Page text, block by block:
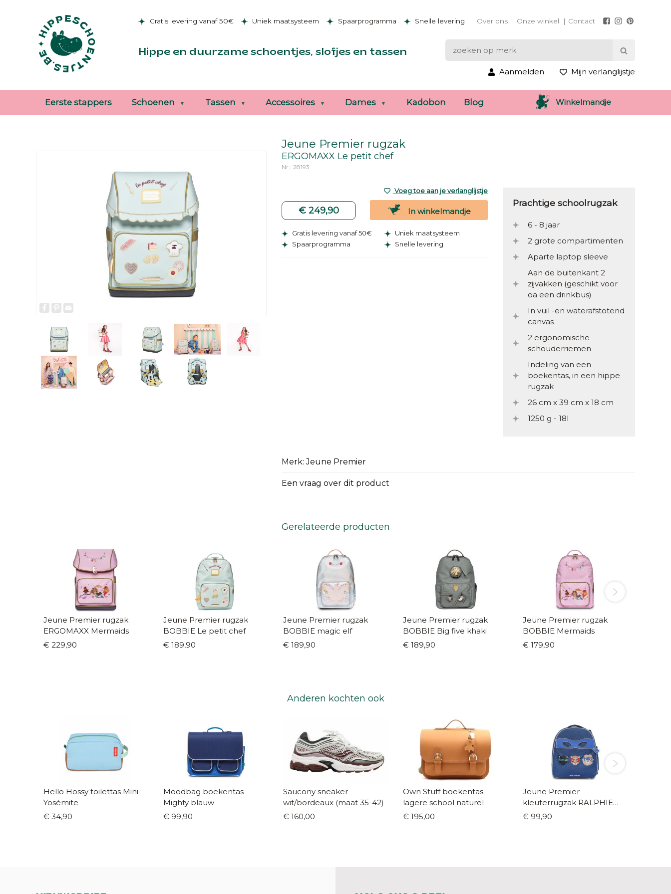
Gratis levering vanaf 50€ Uniek maatsysteem Spaarprogramma Snelle levering Over ons Onze winkel Contact
Hippe en duurzame schoentjes, slofjes en tassen
Aanmelden Mijn verlanglijstje
Eerste stappers Schoenen Tassen Accessoires Dames Kadobon Blog Winkelmandje
Jeune Premier rugzak
Facebook
Pinterest
ERGOMAXX Le petit chef
Nr.: 28193
€ 249,90
Voeg toe aan je verlanglijstje
In winkelmandje
Gratis levering vanaf 50€
Uniek maatsysteem
Spaarprogramma
Snelle levering
Prachtige schoolrugzak
6 - 8 jaar
2 grote compartimenten
Aparte laptop sleeve
Aan de buitenkant 2
zijvakken (geschikt voor
oa een drinkbus)
In vuil -en waterafstotend
canvas
2 ergonomische
schouderriemen
Indeling van een
boekentas, in een hippe
rugzak
26 cm x 39 cm x 18 cm
1250 g - 18l
Merk: Jeune Premier
Een vraag over dit product
Gerelateerde producten
Jeune Premier rugzak
ERGOMAXX Mermaids
€ 229,90
Jeune Premier rugzak
BOBBIE Le petit chef
€ 189,90
Jeune Premier rugzak
BOBBIE magic elf
€ 189,90
Jeune Premier rugzak
BOBBIE Big five khaki
€ 189,90
Jeune Premier rugzak
BOBBIE Mermaids
€ 179,90
Anderen kochten ook
Hello Hossy toilettas Mini
Yosémite
€ 34,90
Moodbag boekentas
Mighty blauw
€ 99,90
Saucony sneaker
wit/bordeaux (maat 35-42)
€ 160,00
Own Stuff boekentas
lagere school naturel
€ 195,00
Jeune Premier
kleuterrugzak RALPHIE
supercats
€ 99,90